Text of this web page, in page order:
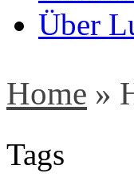
Über
Home »
Tags